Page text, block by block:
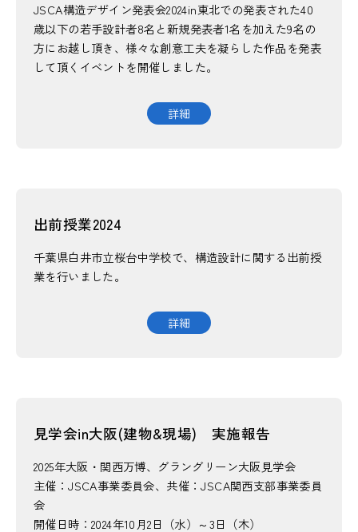
JSCA構造デザイン発表会2024in東北での発表された40
歳以下の若手設計者8名と新規発表者1名を加えた9名の
方にお越し頂き、様々な創意工夫を凝らした作品を発表
して頂くイベントを開催しました。
詳細
出前授業2024
千葉県白井市立桜台中学校で、構造設計に関する出前授
業を行いました。
詳細
見学会in大阪(建物&現場) 実施報告
2025年大阪・関西万博、グラングリーン大阪見学会
主催：JSCA事業委員会、共催：JSCA関西支部事業委員
会
開催日時：2024年10月2日（水）～3日（木）
講習会/イベントレポート
JSCA耐震性能認証
賛助会員ご入会のお願い